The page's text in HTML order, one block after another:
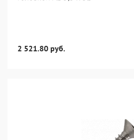
2 521.80 руб.